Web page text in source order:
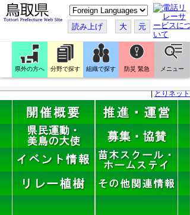
こ
の
ペ
ー
ジ
翻
訳
す
読み上げ 大 元
県外の方へ 分野で探す 組織で探す 防災 緊急 メニュー
|とりネット